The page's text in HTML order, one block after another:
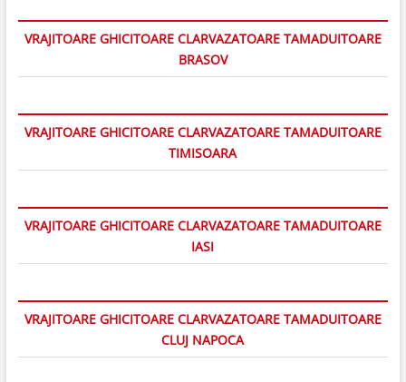
VRAJITOARE GHICITOARE CLARVAZATOARE TAMADUITOARE
BRASOV
VRAJITOARE GHICITOARE CLARVAZATOARE TAMADUITOARE
TIMISOARA
VRAJITOARE GHICITOARE CLARVAZATOARE TAMADUITOARE
IASI
VRAJITOARE GHICITOARE CLARVAZATOARE TAMADUITOARE
CLUJ NAPOCA